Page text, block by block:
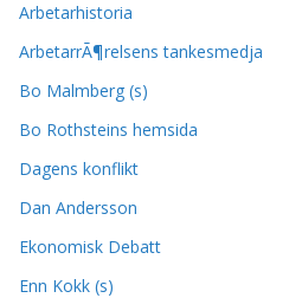
Arbetarhistoria
ArbetarrÃ¶relsens tankesmedja
Bo Malmberg (s)
Bo Rothsteins hemsida
Dagens konflikt
Dan Andersson
Ekonomisk Debatt
Enn Kokk (s)